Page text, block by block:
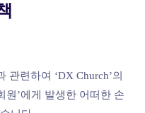
관련하여 ‘DX Church’의
원’에게 발생한 어떠한 손